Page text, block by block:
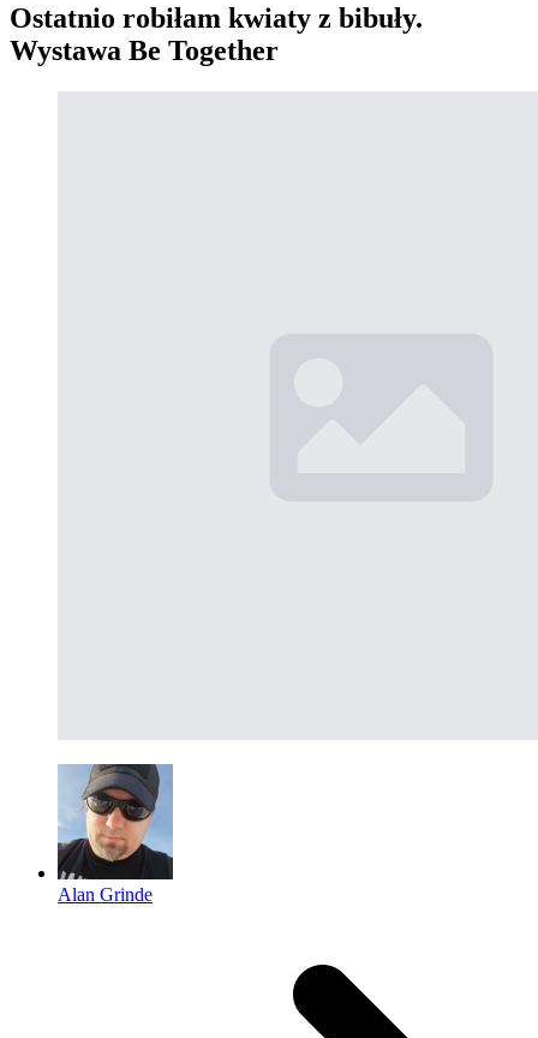
Ostatnio robiłam kwiaty z bibuły.
Wystawa Be Together
Alan Grinde